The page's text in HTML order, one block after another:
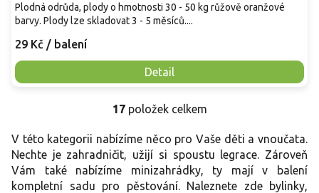
29 Kč / balení
Detail
Plodná odrůda, plody o hmotnosti 30 - 50 kg růžově oranžové
barvy. Plody lze skladovat 3 - 5 měsíců....
O
l
á
d
a
17položek celkem
V této kategorii nabízíme něco pro Vaše děti a vnoučata.
Nechte je zahradničit, užijí si spoustu legrace. Zároveň
Vám také nabízíme minizahrádky, ty mají v balení
kompletní sadu pro pěstování. Naleznete zde bylinky,